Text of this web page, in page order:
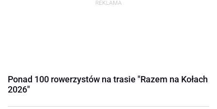
Ponad 100 rowerzystów na trasie "Razem na Kołach
2026"